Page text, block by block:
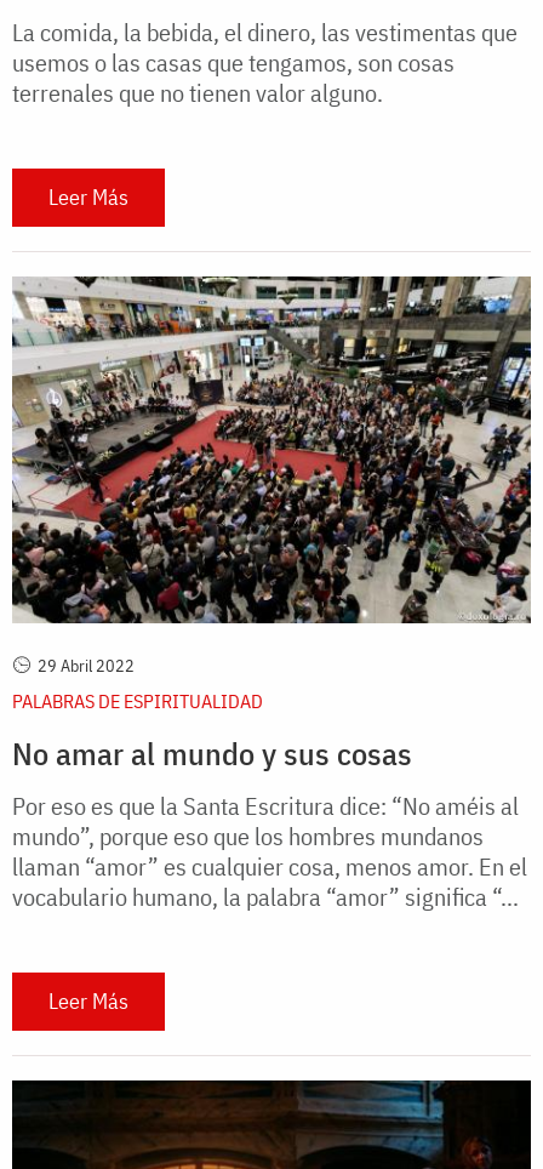
La comida, la bebida, el dinero, las vestimentas que
usemos o las casas que tengamos, son cosas
terrenales que no tienen valor alguno.
Leer Más
29 Abril 2022
PALABRAS DE ESPIRITUALIDAD
No amar al mundo y sus cosas
Por eso es que la Santa Escritura dice: “No améis al
mundo”, porque eso que los hombres mundanos
llaman “amor” es cualquier cosa, menos amor. En el
vocabulario humano, la palabra “amor” significa “...
Leer Más